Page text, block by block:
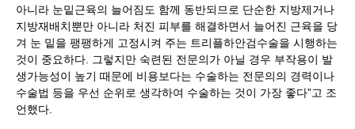
아니라 눈밑근육의 늘어짐도 함께 동반되므로 단순한 지방제거나
지방재배치뿐만 아니라 처진 피부를 해결하면서 늘어진 근육을 당
겨 눈 밑을 팽팽하게 고정시켜 주는 트리플하안검수술을 시행하는
것이 중요하다. 그렇지만 숙련된 전문의가 아닐 경우 부작용이 발
생가능성이 높기 때문에 비용보다는 수술하는 전문의의 경력이나
수술법 등을 우선 순위로 생각하여 수술하는 것이 가장 좋다”고 조
언했다.